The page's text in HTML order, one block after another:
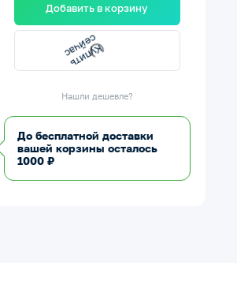
Добавить в корзину
Купить
сейчас
Нашли дешевле?
До бесплатной доставки
вашей корзины осталось
1000 ₽